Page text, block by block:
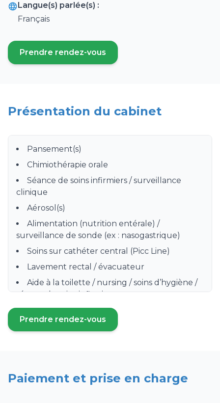
Langue(s) parlée(s) :
Français
Prendre rendez-vous
(ouvre un nouvel onglet)
Présentation du cabinet
Pansement(s)
Chimiothérapie orale
Séance de soins infirmiers / surveillance
clinique
Aérosol(s)
Alimentation (nutrition entérale) /
surveillance de sonde (ex : nasogastrique)
Soins sur cathéter central (Picc Line)
Lavement rectal / évacuateur
Aide à la toilette / nursing / soins d’hygiène /
séance de soins infirmiers
Préparation, distribution et surveillance de
prise de médicament
Surveillance clinique hebdomadaire
Prendre rendez-vous
(ouvre un nouvel onglet)
Paiement et prise en charge